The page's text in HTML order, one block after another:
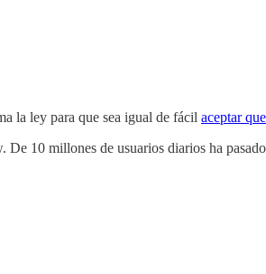
la ley para que sea igual de fácil aceptar
10 millones de usuarios diarios ha